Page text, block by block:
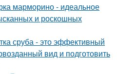
марморино - идеальное
и роскошных
сруба - это эффективный
вид и подготовить